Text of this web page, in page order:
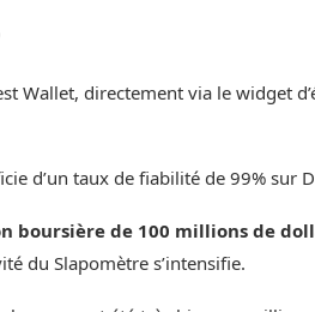
Wallet, directement via le widget
d’un taux de fiabilité de 99% sur
boursière de 100 millions de
du Slapomètre s’intensifie.